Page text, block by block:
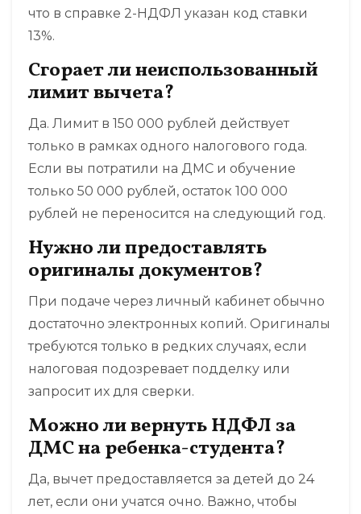
что в справке 2-НДФЛ указан код ставки
13%.
Сгорает ли неиспользованный
лимит вычета?
Да. Лимит в 150 000 рублей действует
только в рамках одного налогового года.
Если вы потратили на ДМС и обучение
только 50 000 рублей, остаток 100 000
рублей не переносится на следующий год.
Нужно ли предоставлять
оригиналы документов?
При подаче через личный кабинет обычно
достаточно электронных копий. Оригиналы
требуются только в редких случаях, если
налоговая подозревает подделку или
запросит их для сверки.
Можно ли вернуть НДФЛ за
ДМС на ребенка-студента?
Да, вычет предоставляется за детей до 24
лет, если они учатся очно. Важно, чтобы